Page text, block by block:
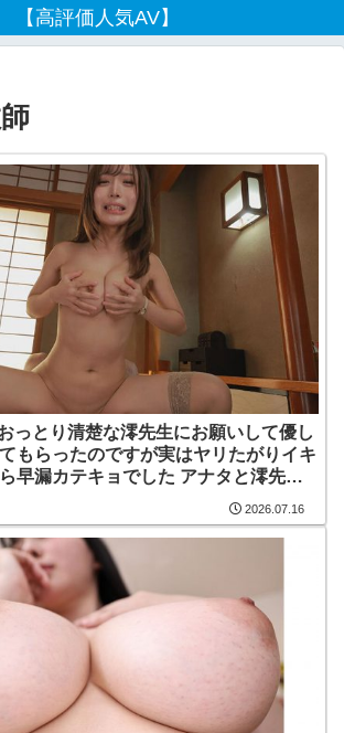
【高評価人気AV】
っとり清楚な澪先生にお願いして優し
もらったのですが実はヤリたがりイキ
早漏カテキョでした アナタと澪先生
世界 没入できる完全主観 花咲澪 | 花
2026.07.16